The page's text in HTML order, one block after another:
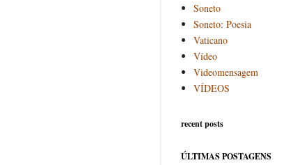
Soneto
Soneto: Poesia
Vaticano
Vídeo
Videomensagem
VÍDEOS
recent posts
ÚLTIMAS POSTAGENS